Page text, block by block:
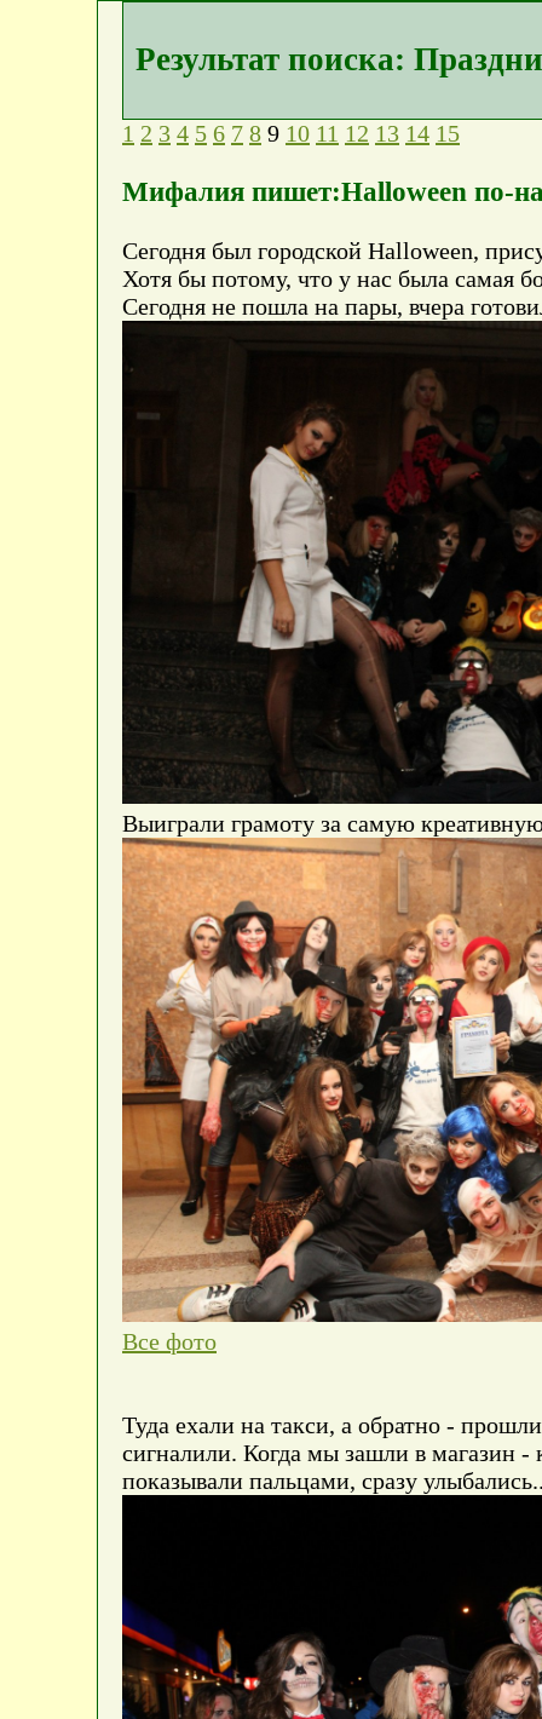
Результат поиска:
1 2 3 4 5 6 7 8 9 10 11 12 13 14 15
Мифалия пишет:Halloween по-
Сегодня был городской Halloween,
Хотя бы потому, что у нас была самая
Сегодня не пошла на пары, вчера
Выиграли грамоту за самую
Все фото
Туда ехали на такси, а обратно -
сигналили. Когда мы зашли в магазин
показывали пальцами, сразу